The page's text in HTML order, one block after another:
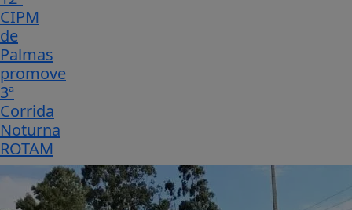
CIPM
de
Palmas
promove
3ª
Corrida
Noturna
ROTAM